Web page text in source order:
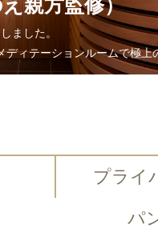
親方監修）
ました。
ディテーションルームで極上
プライ
パ